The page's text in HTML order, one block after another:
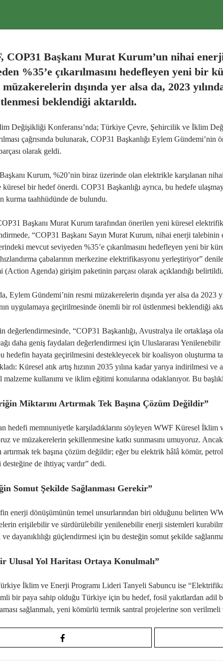
COP31 Başkanı Murat Kurum’un nihai
%35’e çıkarılmasını hedefleyen yeni
dışında yer alsa da, 2023
beklendiği aktarıldı.
Değişikliği Konferansı’nda; Türkiye Çevre, Şehircilik ve İklim
çağrısında bulunarak, COP31 Başkanlığı Eylem
olarak geldi.
Kurum, %20’nin biraz üzerinde olan elektrikle karşılanan nihai
küresel bir hedef önerdi. COP31 Başkanlığı ayrıca, bu hedefe
kurma taahhüdünde de bulundu.
Başkanı Murat Kurum tarafından önerilen yeni küresel
“COP31 Başkanı Sayın Murat Kurum, nihai enerji talebinin
mevcut seviyeden %35’e çıkarılmasını hedefleyen yeni bir
çabalarının merkezine elektrifikasyonu yerleştiriyor”
(Action Agenda) girişim paketinin parçası olarak açıklandığı belirtildi.
Eylem Gündemi’nin resmi müzakerelerin dışında yer alsa da 2023
uygulamaya geçirilmesinde önemli bir rol üstlenmesi beklendiği
değerlendirmesinde, “COP31 Başkanlığı, Avustralya ile ortaklaşa
daha geniş faydaları değerlendirmesi için Uluslararası
hedefin hayata geçirilmesini destekleyecek bir koalisyon oluşturma
Küresel atık artış hızının 2035 yılına kadar yarıya
malzeme kullanımı ve iklim eğitimi konularına odaklanıyor. Bu
Miktarını Artırmak Tek Başına Çözüm Değildir”
hedefi memnuniyetle karşıladıklarını söyleyen WWF Küresel
ve müzakerelerin şekillenmesine katkı sunmasını umuyoruz.
artırmak tek başına çözüm değildir; eğer bu elektrik hâlâ kömür,
de ihtiyaç vardır” dedi.
Somut Şekilde Sağlanması Gerekir”
enerji dönüşümünün temel unsurlarından biri olduğunu belirten
erişilebilir ve sürdürülebilir yenilenebilir enerji sistemleri
ve dayanıklılığı güçlendirmesi için bu desteğin somut şekilde
Ulusal Yol Haritası Ortaya Konulmalı”
İklim ve Enerji Programı Lideri Tanyeli Sabuncu ise
bir paya sahip olduğu Türkiye için bu hedef, fosil yakıtlardan adil
sağlanmalı, yeni kömürlü termik santral projelerine son